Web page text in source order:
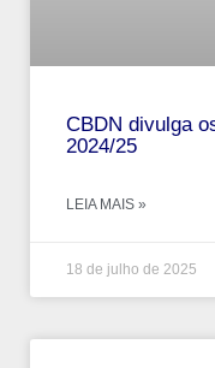
CBDN divulga
2024/25
LEIA MAIS »
18 de julho de 2025